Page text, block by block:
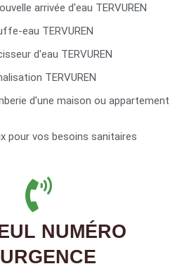
arrivée d'eau TERVUREN
eau TERVUREN
d'eau TERVUREN
TERVUREN
d'une maison ou appartement
pour vos besoins sanitaires
NUMÉRO